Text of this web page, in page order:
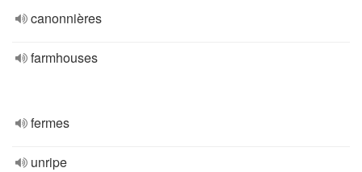
canonnières
farmhouses
fermes
unripe